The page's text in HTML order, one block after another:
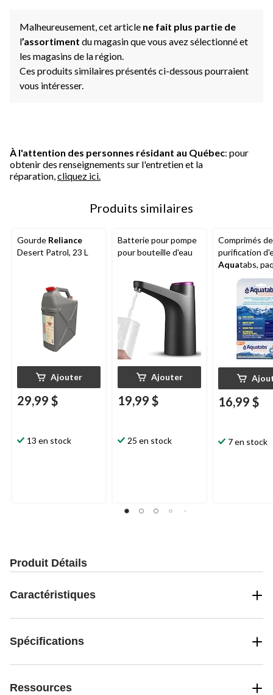
Malheureusement, cet article ne fait plus partie de
l’assortiment du magasin que vous avez sélectionné et
les magasins de la région.
Ces produits similaires présentés ci-dessous pourraient
vous intéresser.
À l'attention des personnes résidant au Québec: pour
obtenir des renseignements sur l'entretien et la
réparation, cliquez ici.
Produits similaires
Gourde Reliance
Desert Patrol, 23 L
Ajouter
29,99 $
13 en stock
Batterie pour pompe
pour bouteille d'eau
Ajouter
19,99 $
25 en stock
Comprimés de
purification
Aquatabs,
16,99 $
7 en stock
Produit Détails
Caractéristiques
Spécifications
Ressources